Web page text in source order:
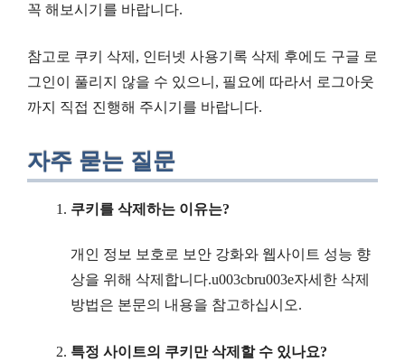
꼭 해보시기를 바랍니다.
참고로 쿠키 삭제, 인터넷 사용기록 삭제 후에도 구글 로
그인이 풀리지 않을 수 있으니, 필요에 따라서 로그아웃
까지 직접 진행해 주시기를 바랍니다.
자주 묻는 질문
쿠키를 삭제하는 이유는?
개인 정보 보호로 보안 강화와 웹사이트 성능 향
상을 위해 삭제합니다.u003cbru003e자세한 삭제
방법은 본문의 내용을 참고하십시오.
특정 사이트의 쿠키만 삭제할 수 있나요?